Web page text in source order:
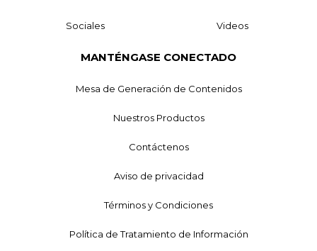
Sociales Videos
MANTÉNGASE CONECTADO
Mesa de Generación de Contenidos
Nuestros Productos
Contáctenos
Aviso de privacidad
Términos y Condiciones
Política de Tratamiento de Información